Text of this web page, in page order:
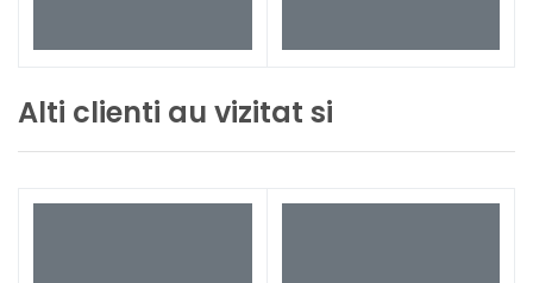
Alti clienti au vizitat si